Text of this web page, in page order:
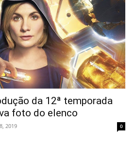
da 12ª temporada
foto do elenco
2019 0